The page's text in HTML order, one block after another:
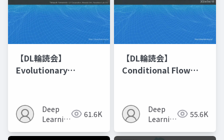
【DL輪読会】
Evolutionary
Recipes モデルマージ
の進化的最適化
Deep
Learning
61.6K
【DL輪読会】
Conditional Flow
Deep
Learning
55.6K